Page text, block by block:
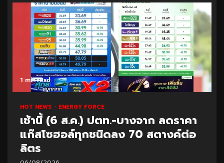
1 min read
HOT NEWS ENERGY FORCE
เช้านี้ (6 ส.ค.) ปตท.-บางจาก ลดราคา
แก๊สโซฮอล์ทุกชนิดลง 70 สตางค์ต่อ
ลิตร